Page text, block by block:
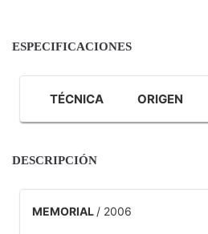
ESPECIFICACIONES
TÉCNICA ORIGEN
DESCRIPCIÓN
MEMORIAL / 2006